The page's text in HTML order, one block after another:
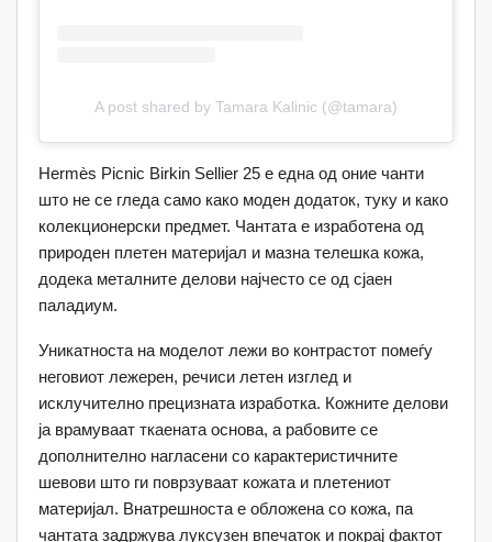
A post shared by Tamara Kalinic (@tamara)
Hermès Picnic Birkin Sellier 25 е една од оние чанти
што не се гледа само како моден додаток, туку и како
колекционерски предмет. Чантата е изработена од
природен плетен материјал и мазна телешка кожа,
додека металните делови најчесто се од сјаен
паладиум.
Уникатноста на моделот лежи во контрастот помеѓу
неговиот лежерен, речиси летен изглед и
исклучително прецизната изработка. Кожните делови
ја врамуваат ткаената основа, а рабовите се
дополнително нагласени со карактеристичните
шевови што ги поврзуваат кожата и плетениот
материјал. Внатрешноста е обложена со кожа, па
чантата задржува луксузен впечаток и покрај фактот